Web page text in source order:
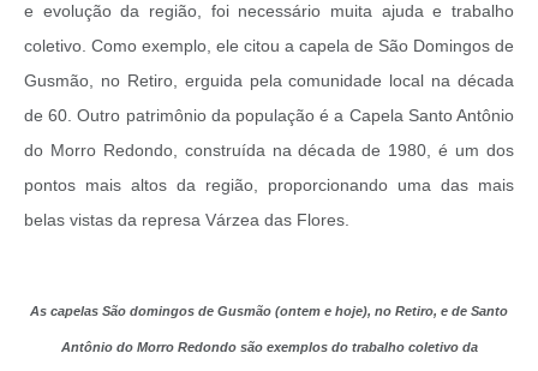
e evolução da região, foi necessário muita ajuda e trabalho
coletivo. Como exemplo, ele citou a capela de São Domingos de
Gusmão, no Retiro, erguida pela comunidade local na década
de 60. Outro patrimônio da população é a Capela Santo Antônio
do Morro Redondo, construída na década de 1980, é um dos
pontos mais altos da região, proporcionando uma das mais
belas vistas da represa Várzea das Flores.
As capelas São domingos de Gusmão (ontem e hoje), no Retiro, e de Santo
Antônio do Morro Redondo são exemplos do trabalho coletivo da